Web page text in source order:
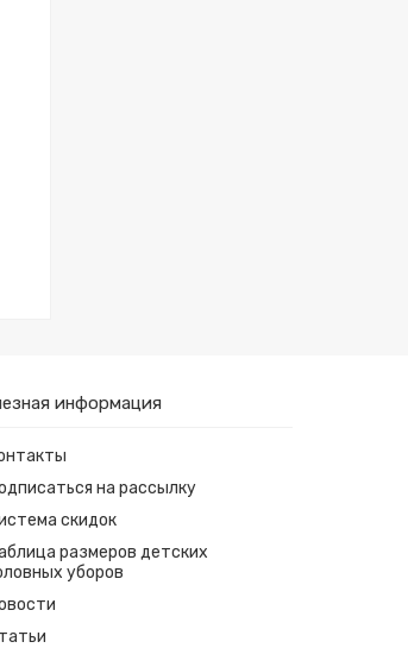
информация
на рассылку
скидок
размеров детских
уборов